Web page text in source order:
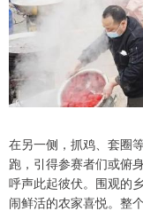
在另一侧，抓鸡、套圈
跑，引得参赛者们或俯
呼声此起彼伏。围观的
闹鲜活的农家喜悦。整